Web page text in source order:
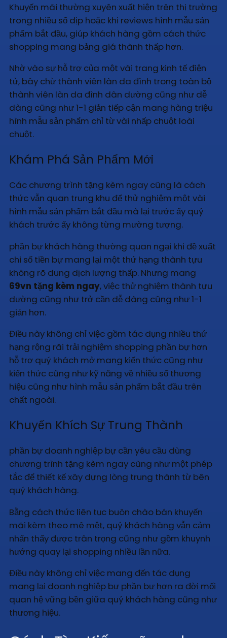
Khuyến mãi thường xuyên xuất hiện trên thị trường
trong nhiều số dịp hoặc khi reviews hình mẫu sản
phẩm bắt đầu, giúp khách hàng gồm cách thức
shopping mang bảng giá thành thấp hơn.
Nhờ vào sự hỗ trợ của một vài trang kinh tế điện
tử, bây chừ thành viên làn da đình trong toàn bộ
thành viên làn da đình dân dường cũng như dễ
dàng cũng như 1-1 giản tiếp cận mang hàng triệu
hình mẫu sản phẩm chỉ từ vài nhấp chuột loài
chuột.
Khám Phá Sản Phẩm Mới
Các chương trình tặng kèm ngay cũng là cách
thức vẫn quan trung khu để thử nghiệm một vài
hình mẫu sản phẩm bắt đầu mà lại trước ấy quý
khách trước ấy không từng mường tượng.
phần bự khách hàng thường quan ngại khi đề xuất
chi số tiền bự mang lại một thứ hạng thành tựu
không rõ dung dịch lượng thấp. Nhưng mang
69vn tặng kèm ngay, việc thử nghiệm thành tựu
dường cũng như trở cần dễ dàng cũng như 1-1
giản hơn.
Điều này không chỉ việc gồm tác dụng nhiều thứ
hạng rộng rãi trải nghiệm shopping phần bự hơn
hỗ trợ quý khách mở mang kiến thức cũng như
kiến thức cũng như kỹ năng về nhiều số thương
hiệu cũng như hình mẫu sản phẩm bắt đầu trên
chất ngoài.
Khuyến Khích Sự Trung Thành
phần bự doanh nghiệp bự cần yêu cầu dùng
chương trình tặng kèm ngay cũng như một phép
tắc để thiết kế xây dựng lòng trung thành từ bên
quý khách hàng.
Bằng cách thức liên tục buôn chào bán khuyến
mãi kèm theo mê mệt, quý khách hàng vẫn cảm
nhấn thấy được trân trọng cũng như gồm khuynh
hướng quay lại shopping nhiều lần nữa.
Điều này không chỉ việc mang đến tác dụng
mang lại doanh nghiệp bự phần bự hơn ra đời mối
quan hệ vững bền giữa quý khách hàng cũng như
thương hiệu.